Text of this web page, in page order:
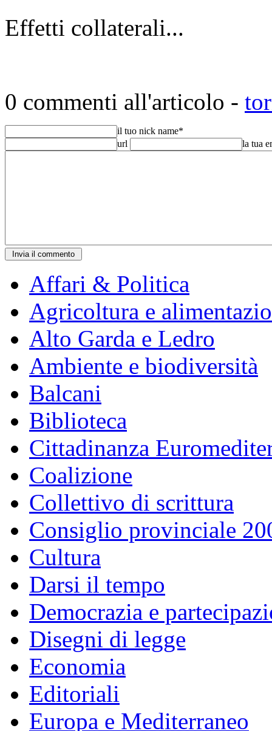
Effetti collaterali...
0 commenti all'articolo -
il tuo nick name*
url
la tua
Affari & Politica
Agricoltura e
Alto Garda e Ledro
Ambiente e biodiversità
Balcani
Biblioteca
Cittadinanza
Coalizione
Collettivo di scrittura
Consiglio provinciale
Cultura
Darsi il tempo
Democrazia e
Disegni di legge
Economia
Editoriali
Europa e Mediterraneo